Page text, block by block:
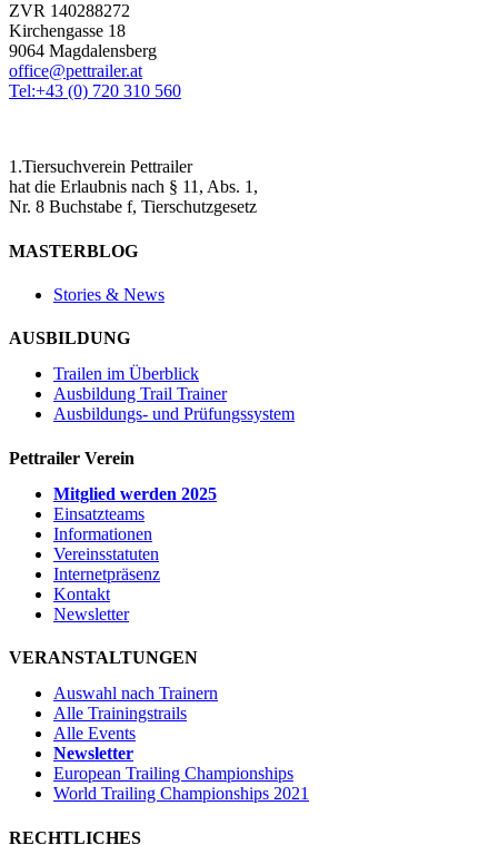
ZVR 140288272
Kirchengasse 18
9064 Magdalensberg
office@pettrailer.at
Tel:+43 (0) 720 310 560
1.Tiersuchverein Pettrailer
hat die Erlaubnis nach § 11, Abs. 1,
Nr. 8 Buchstabe f, Tierschutzgesetz
MASTERBLOG
Stories & News
AUSBILDUNG
Trailen im Überblick
Ausbildung Trail Trainer
Ausbildungs- und Prüfungssystem
Pettrailer Verein
Mitglied werden 2025
Einsatzteams
Informationen
Vereinsstatuten
Internetpräsenz
Kontakt
Newsletter
VERANSTALTUNGEN
Auswahl nach Trainern
Alle Trainingstrails
Alle Events
Newsletter
European Trailing Championships
World Trailing Championships 2021
RECHTLICHES